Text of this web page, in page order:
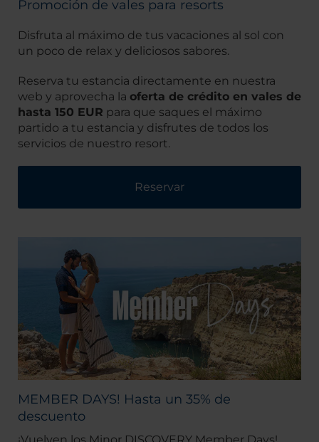
Promoción de vales para resorts
Disfruta al máximo de tus vacaciones al sol con
un poco de relax y deliciosos sabores.
Reserva tu estancia directamente en nuestra
web y aprovecha la oferta de crédito en vales de
hasta 150 EUR para que saques el máximo
partido a tu estancia y disfrutes de todos los
servicios de nuestro resort.
Reservar
MEMBER DAYS! Hasta un 35% de
descuento
¡Vuelven los Minor DISCOVERY Member Days!